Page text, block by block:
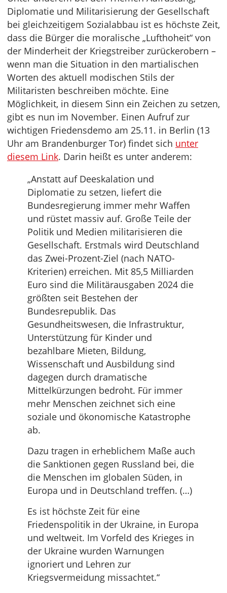
Diplomatie und Militarisierung der Gesellschaft
bei gleichzeitigem Sozialabbau ist es höchste Zeit,
dass die Bürger die moralische „Lufthoheit“ von
der Minderheit der Kriegstreiber zurückerobern –
wenn man die Situation in den martialischen
Worten des aktuell modischen Stils der
Militaristen beschreiben möchte. Eine
Möglichkeit, in diesem Sinn ein Zeichen zu setzen,
gibt es nun im November. Einen Aufruf zur
wichtigen Friedensdemo am 25.11. in Berlin (13
Uhr am Brandenburger Tor) findet sich unter
diesem Link. Darin heißt es unter anderem:
„Anstatt auf Deeskalation und
Diplomatie zu setzen, liefert die
Bundesregierung immer mehr Waffen
und rüstet massiv auf. Große Teile der
Politik und Medien militarisieren die
Gesellschaft. Erstmals wird Deutschland
das Zwei-Prozent-Ziel (nach NATO-
Kriterien) erreichen. Mit 85,5 Milliarden
Euro sind die Militärausgaben 2024 die
größten seit Bestehen der
Bundesrepublik. Das
Gesundheitswesen, die Infrastruktur,
Unterstützung für Kinder und
bezahlbare Mieten, Bildung,
Wissenschaft und Ausbildung sind
dagegen durch dramatische
Mittelkürzungen bedroht. Für immer
mehr Menschen zeichnet sich eine
soziale und ökonomische Katastrophe
ab.
Dazu tragen in erheblichem Maße auch
die Sanktionen gegen Russland bei, die
die Menschen im globalen Süden, in
Europa und in Deutschland treffen. (…)
Es ist höchste Zeit für eine
Friedenspolitik in der Ukraine, in Europa
und weltweit. Im Vorfeld des Krieges in
der Ukraine wurden Warnungen
ignoriert und Lehren zur
Kriegsvermeidung missachtet.“